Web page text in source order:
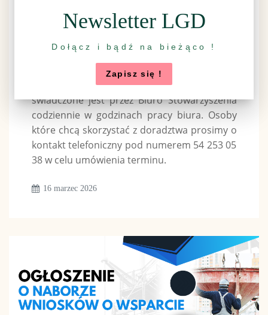
pozarolniczej działalności gospodarczej
(Rozwój DG) dla Przedsięwzięcia II.1. Rozwój
komercyjnych usług skierowanych do lokalnej
społeczności, informuje iż doradztwo, za
które przyznawane będą punkty w ramach
oceny wniosków dla niniejszego konkursu,
świadczone jest przez Biuro Stowarzyszenia
codziennie w godzinach pracy biura. Osoby
które chcą skorzystać z doradztwa prosimy o
kontakt telefoniczny pod numerem 54 253 05
38 w celu umówienia terminu.
16 marzec 2026
Newsletter LGD
Dołącz i bądź na bieżąco !
Zapisz się !